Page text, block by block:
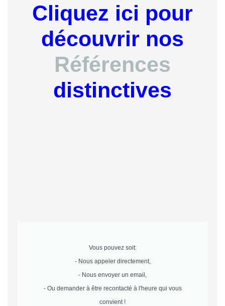
Cliquez ici pour
découvrir nos
Références
distinctives
Vous pouvez soit:
- Nous appeler directement,
- Nous envoyer un email,
- Ou demander à être recontacté à l'heure qui vous
convient !